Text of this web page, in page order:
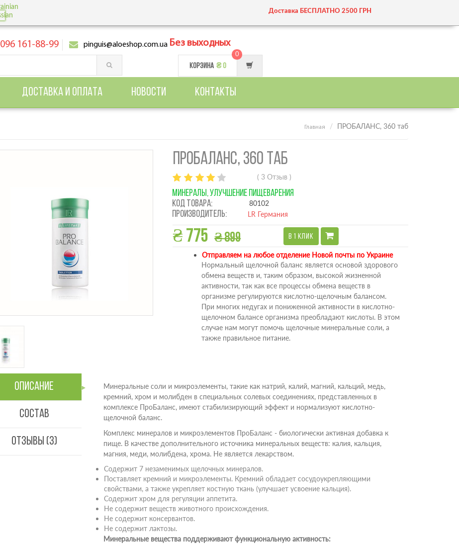
Доставка БЕСПЛАТНО 2500 ГРН
096 161-88-99 pinguis@aloeshop.com.ua Без выходных
КОРЗИНА ₴ 0
0
ДОСТАВКА И ОПЛАТА НОВОСТИ КОНТАКТЫ
Главная ПРОБАЛАНС, 360 таб
ПРОБАЛАНС, 360 ТАБ
( 3 Отзыв )
МИНЕРАЛЫ, УЛУЧШЕНИЕ ПИЩЕВАРЕНИЯ
Код товара:
80102
Производитель: LR Германия
₴ 775 ₴ 899 В 1 КЛИК
Отправляем на любое отделение Новой почты по Украине
Нормальный щелочной баланс является основой здорового
обмена веществ и, таким образом, высокой жизненной
активности, так как все процессы обмена веществ в
организме регулируются кислотно-щелочным балансом.
При многих недугах и пониженной активности в кислотно-
щелочном балансе организма преобладают кислоты. В этом
случае нам могут помочь щелочные минеральные соли, а
также правильное питание.
Описание
Состав
Отзывы (3)
Минеральные соли и микроэлементы, такие как натрий, калий, магний, кальций, медь,
кремний, хром и молибден в специальных солевых соединениях, представленных в
комплексе ПроБаланс, имеют стабилизирующий эффект и нормализуют кислотно-
щелочной баланс.
Комплекс минералов и микроэлементов ПроБаланс - биологически активная добавка к
пище. В качестве дополнительного источника минеральных веществ: калия, кальция,
магния, меди, молибдена, хрома. Не является лекарством.
Содержит 7 незаменимых щелочных минералов.
Поставляет кремний и микроэлементы. Кремний обладает сосудоукрепляющими
свойствами, а также укрепляет костную ткань (улучшает усвоение кальция).
Содержит хром для регуляции аппетита.
Не содержит веществ животного происхождения.
Не содержит консервантов.
Не содержит лактозы.
Минеральные вещества поддерживают функциональную активность: